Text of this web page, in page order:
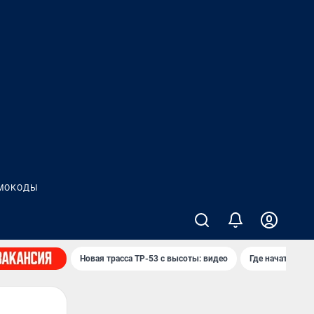
Новая трасса ТР-53 с высоты: видео Где начать